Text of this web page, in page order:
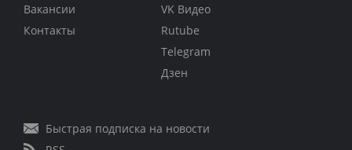
Вакансии
Контакты
VK Видео
Rutube
Telegram
Дзен
Быстрая подписка на новости